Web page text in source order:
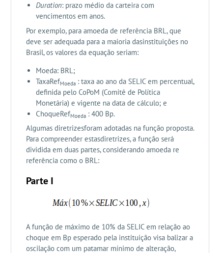
Duration: prazo médio da carteira com
vencimentos em anos.
Por exemplo, para amoeda de referência BRL, que
deve ser adequada para a maioria dasinstituições no
Brasil, os valores da equação seriam:
Moeda: BRL;
TaxaRefMoeda: taxa ao ano da SELIC em percentual,
definida pelo CoPoM (Comitê de Política
Monetária) e vigente na data de cálculo; e
ChoqueRefMoeda: 400 Bp.
Algumas diretrizesforam adotadas na função proposta.
Para compreender estasdiretrizes, a função será
dividida em duas partes, considerando amoeda re
referência como o BRL:
Parte I
A função de máximo de 10% da SELIC em relação ao
choque em Bp esperado pela instituição visa balizar a
oscilação com um patamar mínimo de alteração,